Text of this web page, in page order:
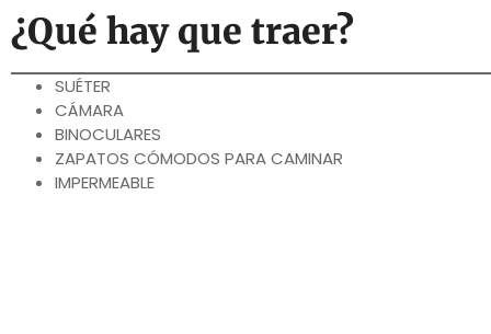
¿Qué hay que traer?
SUÉTER
CÁMARA
BINOCULARES
ZAPATOS CÓMODOS PARA CAMINAR
IMPERMEABLE